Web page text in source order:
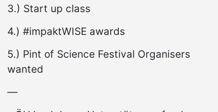
3.) Start up class
4.) #impaktWISE awards
5.) Pint of Science Festival Organisers
wanted
—